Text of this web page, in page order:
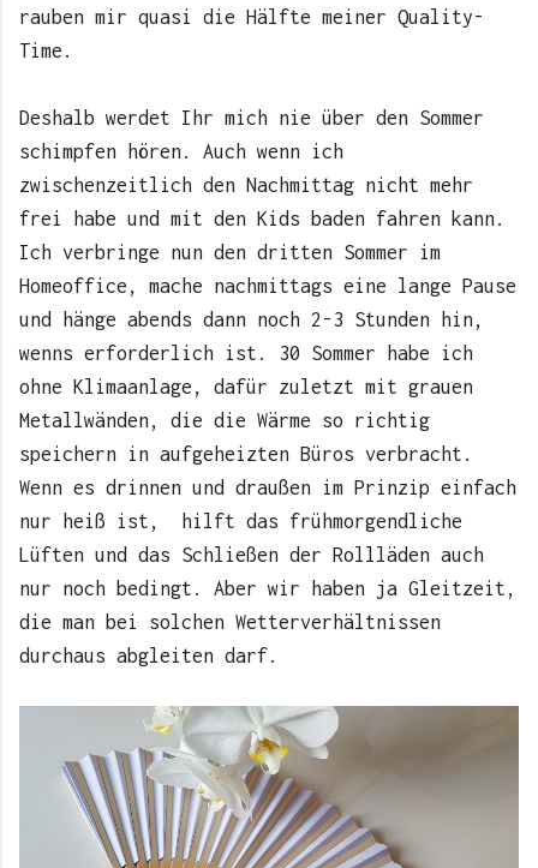
rauben mir quasi die Hälfte meiner Quality-
Time.
Deshalb werdet Ihr mich nie über den Sommer
schimpfen hören. Auch wenn ich
zwischenzeitlich den Nachmittag nicht mehr
frei habe und mit den Kids baden fahren kann.
Ich verbringe nun den dritten Sommer im
Homeoffice, mache nachmittags eine lange Pause
und hänge abends dann noch 2-3 Stunden hin,
wenns erforderlich ist. 30 Sommer habe ich
ohne Klimaanlage, dafür zuletzt mit grauen
Metallwänden, die die Wärme so richtig
speichern in aufgeheizten Büros verbracht.
Wenn es drinnen und draußen im Prinzip einfach
nur heiß ist, hilft das frühmorgendliche
Lüften und das Schließen der Rollläden auch
nur noch bedingt. Aber wir haben ja Gleitzeit,
die man bei solchen Wetterverhältnissen
durchaus abgleiten darf.